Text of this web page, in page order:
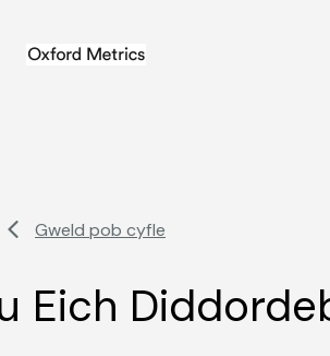
Gweld pob cyfle
Eich